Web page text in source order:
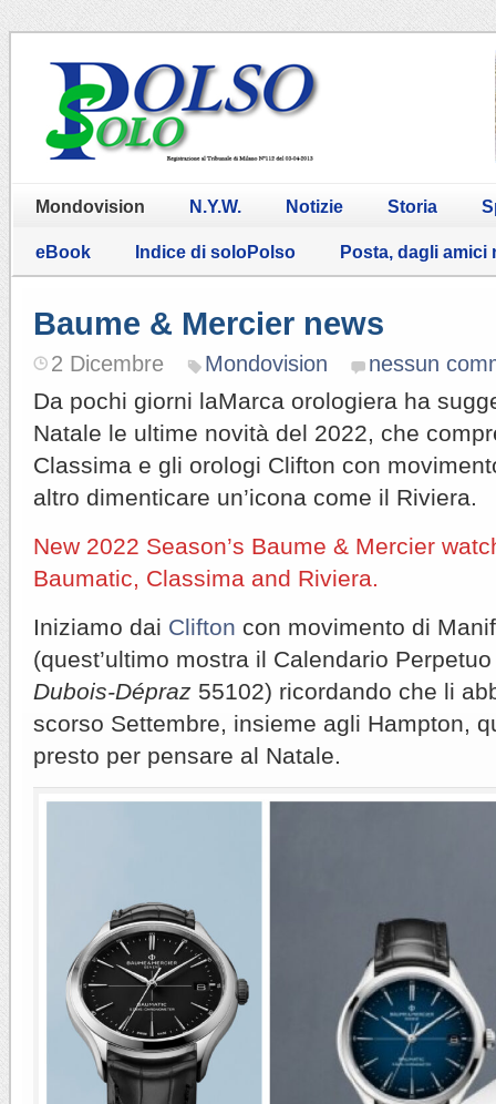
Mondovision N.Y.W. Notizie Storia
eBook Indice di soloPolso Posta, dagli amici
Baume & Mercier news
2 Dicembre Mondovision nessun
Da pochi giorni laMarca orologiera ha
Natale le ultime novità del 2022, che
Classima e gli orologi Clifton con
altro dimenticare un’icona come il Riviera.
New 2022 Season’s Baume & Mercier
Baumatic, Classima and Riviera.
Iniziamo dai Clifton con movimento di
(quest’ultimo mostra il Calendario
Dubois-Dépraz 55102) ricordando che li
scorso Settembre, insieme agli Hampton,
presto per pensare al Natale.